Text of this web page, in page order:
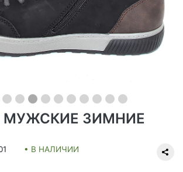
МУЖСКИЕ ЗИМНИЕ
• В НАЛИЧИИ